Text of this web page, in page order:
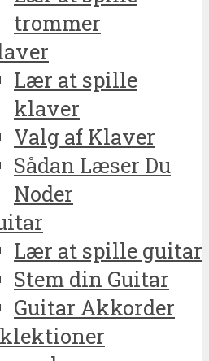
trommer
Lær at spille
klaver
Valg af Klaver
Sådan Læser Du
Noder
Lær at spille guitar
Stem din Guitar
Guitar Akkorder